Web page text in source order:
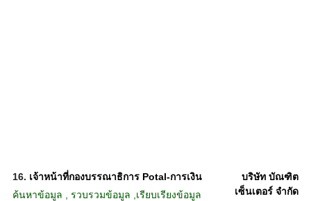
16. เจ้าหน้าที่กองบรรณาธิการ Potal-การเงิน
ค้นหาข้อมูล , รวบรวมข้อมูล ,เรียบเรียงข้อมูล
บริษัท บัณฑิต
เซ็นเตอร์ จำกัด